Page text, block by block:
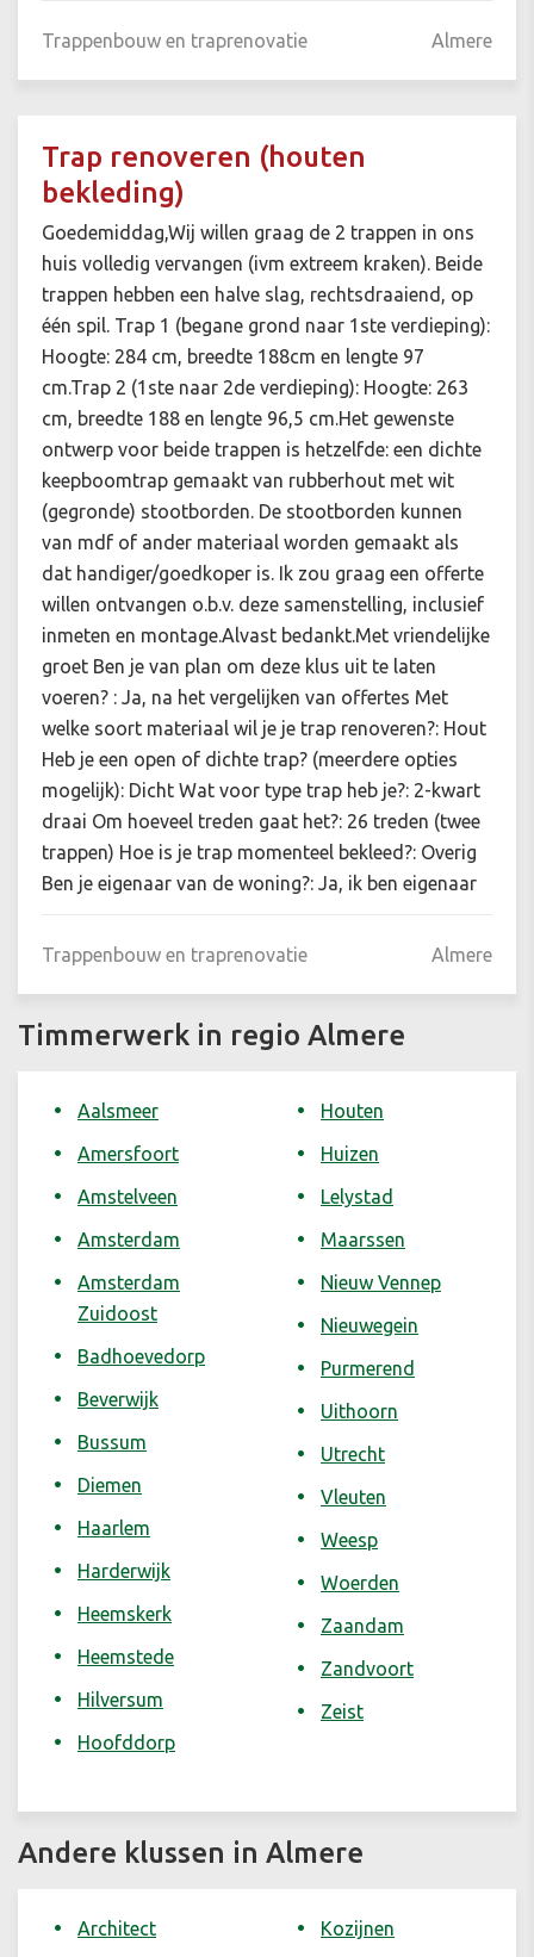
Trappenbouw en traprenovatie Almere
Trap renoveren (houten
bekleding)
Goedemiddag,Wij willen graag de 2 trappen in ons
huis volledig vervangen (ivm extreem kraken). Beide
trappen hebben een halve slag, rechtsdraaiend, op
één spil. Trap 1 (begane grond naar 1ste verdieping):
Hoogte: 284 cm, breedte 188cm en lengte 97
cm.Trap 2 (1ste naar 2de verdieping): Hoogte: 263
cm, breedte 188 en lengte 96,5 cm.Het gewenste
ontwerp voor beide trappen is hetzelfde: een dichte
keepboomtrap gemaakt van rubberhout met wit
(gegronde) stootborden. De stootborden kunnen
van mdf of ander materiaal worden gemaakt als
dat handiger/goedkoper is. Ik zou graag een offerte
willen ontvangen o.b.v. deze samenstelling, inclusief
inmeten en montage.Alvast bedankt.Met vriendelijke
groet Ben je van plan om deze klus uit te laten
voeren? : Ja, na het vergelijken van offertes Met
welke soort materiaal wil je je trap renoveren?: Hout
Heb je een open of dichte trap? (meerdere opties
mogelijk): Dicht Wat voor type trap heb je?: 2-kwart
draai Om hoeveel treden gaat het?: 26 treden (twee
trappen) Hoe is je trap momenteel bekleed?: Overig
Ben je eigenaar van de woning?: Ja, ik ben eigenaar
Trappenbouw en traprenovatie Almere
Timmerwerk in regio Almere
Aalsmeer
Amersfoort
Amstelveen
Amsterdam
Amsterdam
Zuidoost
Badhoevedorp
Beverwijk
Bussum
Diemen
Haarlem
Harderwijk
Heemskerk
Heemstede
Hilversum
Hoofddorp
Houten
Huizen
Lelystad
Maarssen
Nieuw Vennep
Nieuwegein
Purmerend
Uithoorn
Utrecht
Vleuten
Weesp
Woerden
Zaandam
Zandvoort
Zeist
Andere klussen in Almere
Architect
Kozijnen